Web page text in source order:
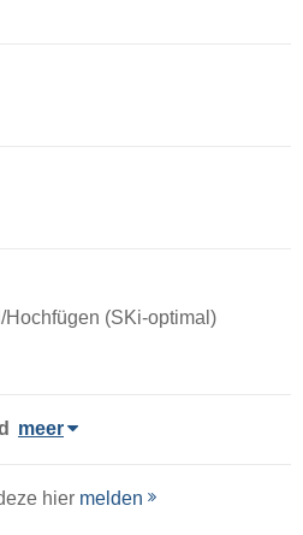
(SKi-optimal)
meer
hier melden